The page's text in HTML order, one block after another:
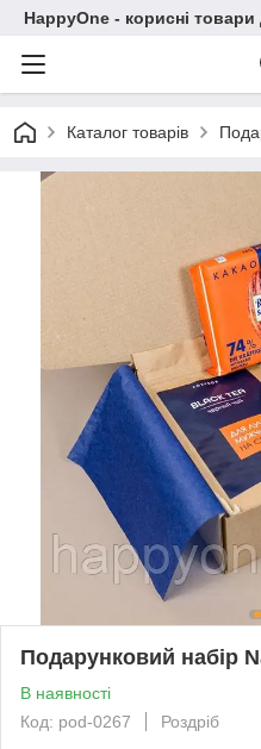
HappyOne - корисні
Каталог товарів
Подарунковий набір
В наявності
Код: pod-0267
Роздріб